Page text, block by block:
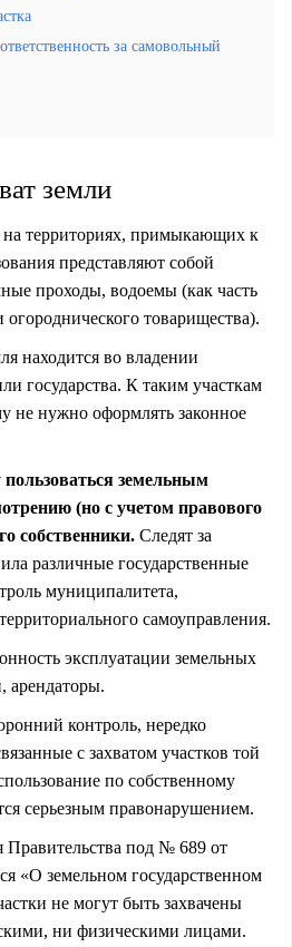
за самовольный
земли
территориях, примыкающих к
представляют собой
проходы, водоемы (как часть
товарищества).
находится во владении
государства. К таким участкам
не нужно оформлять законное
земельным
(но с учетом правового
собственники. Следят за
различные государственные
муниципалитета,
самоуправления.
эксплуатации земельных
арендаторы.
контроль, нередко
с захватом участков той
по собственному
серьезным правонарушением.
Правительства под № 689 от
«О земельном государственном
не могут быть захвачены
ни физическими лицами.